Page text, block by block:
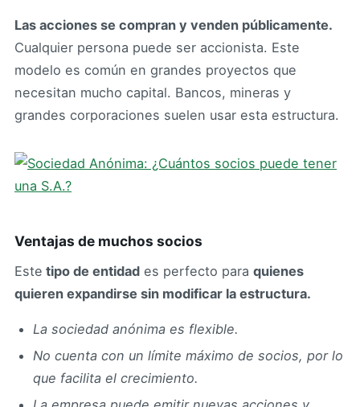
Las acciones se compran y venden públicamente.
Cualquier persona puede ser accionista. Este
modelo es común en grandes proyectos que
necesitan mucho capital. Bancos, mineras y
grandes corporaciones suelen usar esta estructura.
Ventajas de muchos socios
Este tipo de entidad es perfecto para quienes
quieren expandirse sin modificar la estructura.
La sociedad anónima es flexible.
No cuenta con un límite máximo de socios, por lo
que facilita el crecimiento.